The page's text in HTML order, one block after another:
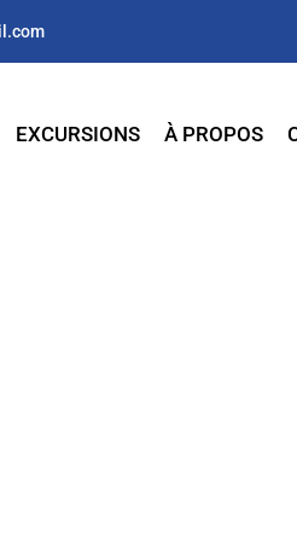
EXCURSIONS À PROPOS